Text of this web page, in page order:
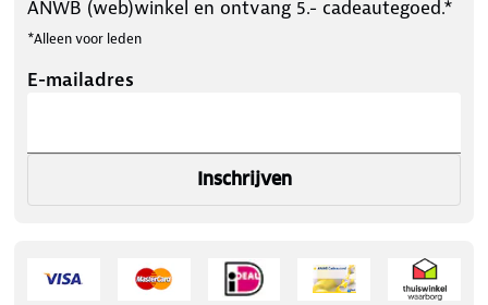
ANWB (web)winkel en ontvang 5.- cadeautegoed.*
*Alleen voor leden
E-mailadres
Inschrijven